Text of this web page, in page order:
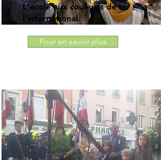
L'école aux couleurs de
l'international.
Pour en savoir plus